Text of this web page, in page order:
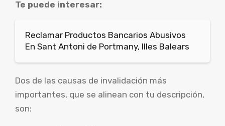
Te puede interesar:
Reclamar Productos Bancarios Abusivos
En Sant Antoni de Portmany, Illes Balears
Dos de las causas de invalidación más
importantes, que se alinean con tu descripción,
son: